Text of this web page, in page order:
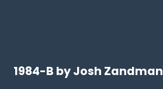
1984-B by Josh Zandman